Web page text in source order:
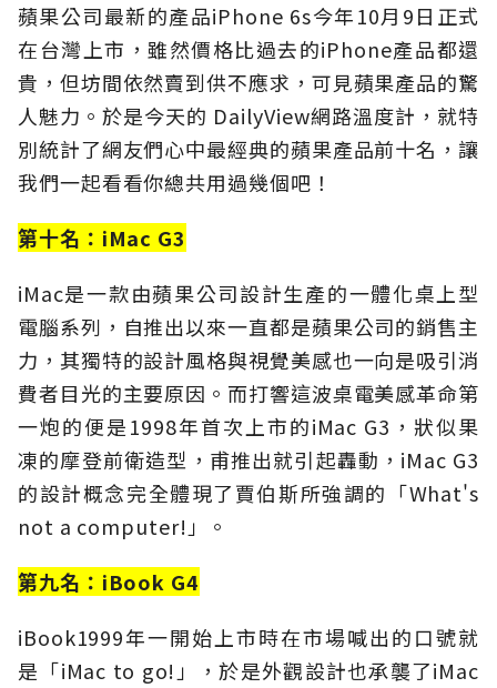
蘋果公司最新的產品iPhone 6s今年10月9日正式
在台灣上市，雖然價格比過去的iPhone產品都還
貴，但坊間依然賣到供不應求，可見蘋果產品的驚
人魅力。於是今天的 DailyView網路溫度計，就特
別統計了網友們心中最經典的蘋果產品前十名，讓
我們一起看看你總共用過幾個吧！
第十名：iMac G3
iMac是一款由蘋果公司設計生產的一體化桌上型
電腦系列，自推出以來一直都是蘋果公司的銷售主
力，其獨特的設計風格與視覺美感也一向是吸引消
費者目光的主要原因。而打響這波桌電美感革命第
一炮的便是1998年首次上市的iMac G3，狀似果
凍的摩登前衛造型，甫推出就引起轟動，iMac G3
的設計概念完全體現了賈伯斯所強調的「What's
not a computer!」。
第九名：iBook G4
iBook1999年一開始上市時在市場喊出的口號就
是「iMac to go!」，於是外觀設計也承襲了iMac